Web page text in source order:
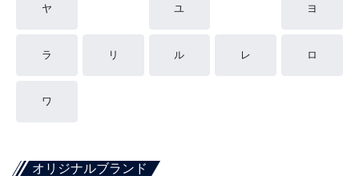
ヤ ユ ヨ
ラ リ ル レ ロ
ワ
オリジナルブランド